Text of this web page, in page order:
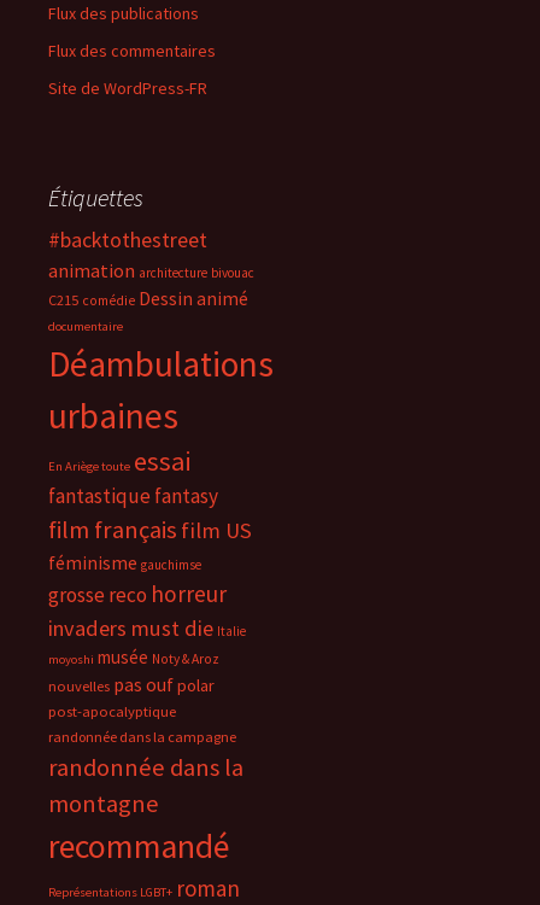
Flux des publications
Flux des commentaires
Site de WordPress-FR
Étiquettes
#backtothestreet
animation architecture bivouac
C215 comédie Dessin animé
documentaire
Déambulations
urbaines
En Ariège toute essai
fantastiquefantasy
film français film US
féminisme gauchimse
grosse reco horreur
invaders must die Italie
moyoshi musée Noty & Aroz
nouvelles pas oufpolar
post-apocalyptique
randonnée dans la campagne
randonnée dans la
montagne
recommandé
Représentations LGBT+ roman